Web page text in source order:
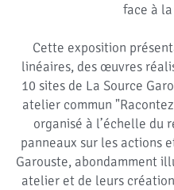
face à
Cette exposition
linéaires, des œuvres
10 sites de La Source
atelier commun
organisé à l’échelle du
panneaux sur les actions
Garouste, abondamment
atelier et de leurs